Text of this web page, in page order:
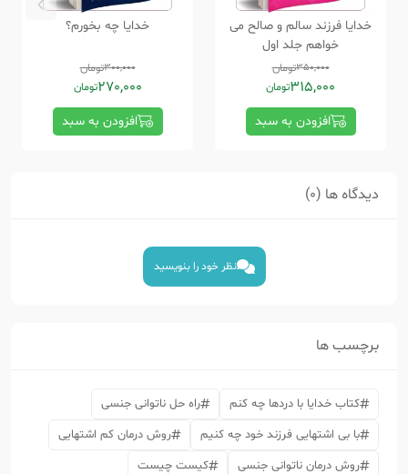
خدایا فرزند سالم و صالح می
خواهم جلد اول
350,000تومان
315,000تومان
افزودن به سبد
خدایا چه بخورم؟
300,000تومان
270,000تومان
افزودن به سبد
دیدگاه ها (0)
نظر خود را بنویسید
برچسب ها
کتاب خدایا با دردها چه کنم
راه حل ناتوانی جنسی
با بی اشتهایی فرزند خود چه کنیم
روش درمان کم اشتهایی
روش درمان ناتوانی جنسی
کیست چیست